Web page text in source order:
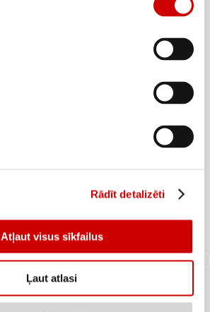
Rādīt detalizēti
Atļaut visus sīkfailus
Ļaut atlasi